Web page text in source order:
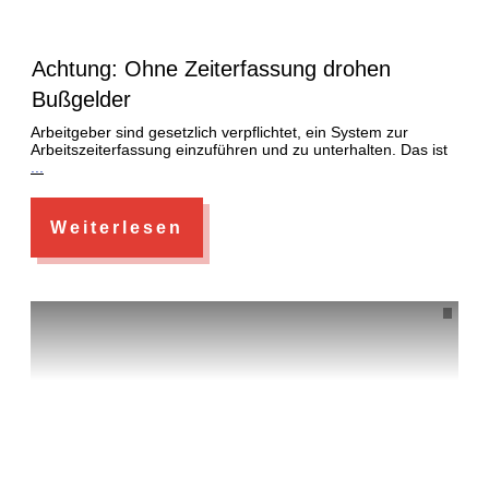
Achtung: Ohne Zeiterfassung drohen
Bußgelder
Arbeitgeber sind gesetzlich verpflichtet, ein System zur
Arbeitszeiterfassung einzuführen und zu unterhalten. Das ist
Weiterlesen